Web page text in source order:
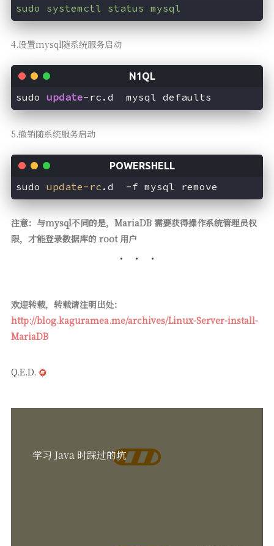
sudo systemctl status mysql
4.设置mysql随系统服务启动
sudo update
5.撤销随系统服务启动
sudo update-rc .d -f
注意：与mysql不同的是，MariaDB 需要获得操作系统管理员权
限，才能登录数据库的 root 用户
欢迎转载，转载请注明出处：
http://blog.kaguramea.me/archives/Linux-Server-install-
MariaDB
Q.E.D.
学习 Java 时踩过的坑